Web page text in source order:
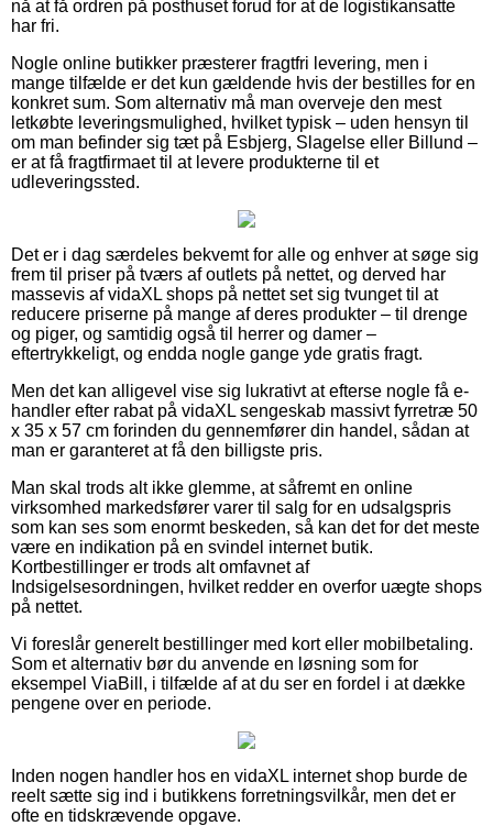
nå at få ordren på posthuset forud for at de logistikansatte
har fri.
Nogle online butikker præsterer fragtfri levering, men i
mange tilfælde er det kun gældende hvis der bestilles for en
konkret sum. Som alternativ må man overveje den mest
letkøbte leveringsmulighed, hvilket typisk – uden hensyn til
om man befinder sig tæt på Esbjerg, Slagelse eller Billund –
er at få fragtfirmaet til at levere produkterne til et
udleveringssted.
Det er i dag særdeles bekvemt for alle og enhver at søge sig
frem til priser på tværs af outlets på nettet, og derved har
massevis af vidaXL shops på nettet set sig tvunget til at
reducere priserne på mange af deres produkter – til drenge
og piger, og samtidig også til herrer og damer –
eftertrykkeligt, og endda nogle gange yde gratis fragt.
Men det kan alligevel vise sig lukrativt at efterse nogle få e-
handler efter rabat på vidaXL sengeskab massivt fyrretræ 50
x 35 x 57 cm forinden du gennemfører din handel, sådan at
man er garanteret at få den billigste pris.
Man skal trods alt ikke glemme, at såfremt en online
virksomhed markedsfører varer til salg for en udsalgspris
som kan ses som enormt beskeden, så kan det for det meste
være en indikation på en svindel internet butik.
Kortbestillinger er trods alt omfavnet af
Indsigelsesordningen, hvilket redder en overfor uægte shops
på nettet.
Vi foreslår generelt bestillinger med kort eller mobilbetaling.
Som et alternativ bør du anvende en løsning som for
eksempel ViaBill, i tilfælde af at du ser en fordel i at dække
pengene over en periode.
Inden nogen handler hos en vidaXL internet shop burde de
reelt sætte sig ind i butikkens forretningsvilkår, men det er
ofte en tidskrævende opgave.